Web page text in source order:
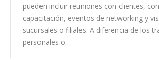
pueden incluir reuniones con clientes,
capacitación, eventos de networking y
sucursales o filiales. A diferencia de los
personales o…